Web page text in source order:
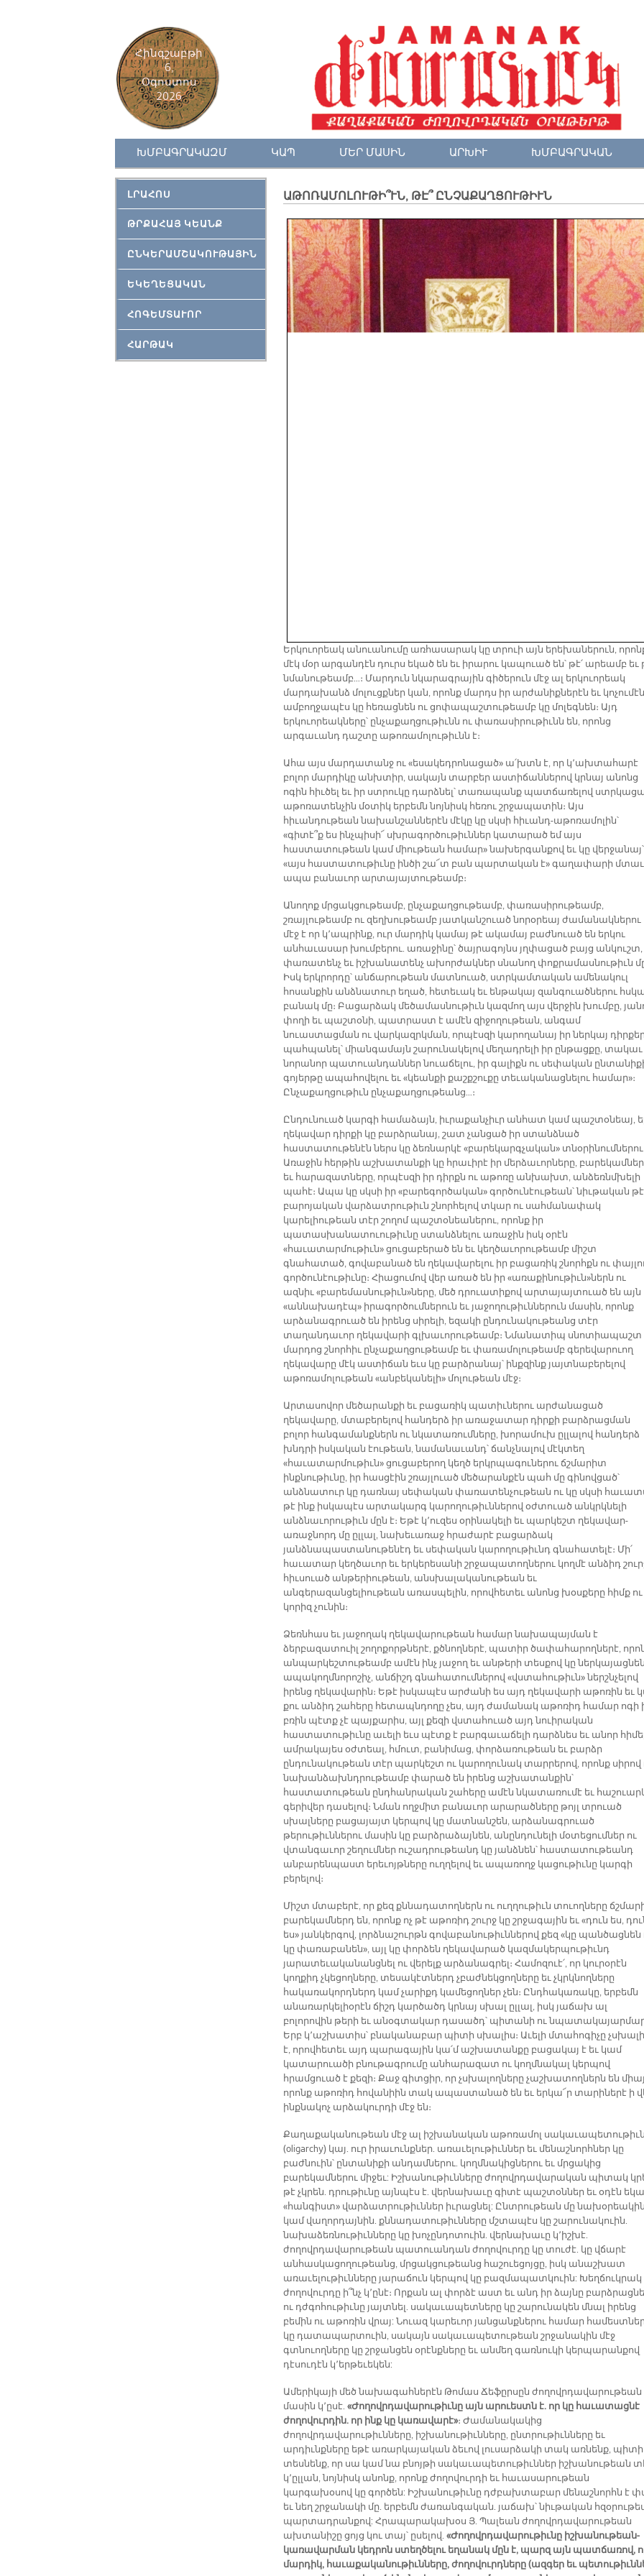
Հինգշաբթի
6,
Օգոստոս
2026
ԽՄԲԱԳՐԱԿԱԶՄ ԿԱՊ ՄԵՐ ՄԱՍԻՆ ԱՐԽԻՒ ԽՄԲԱԳՐԱԿԱՆ
ԼՐԱՀՈՍ
ԹՐՔԱՀԱՅ ԿԵԱՆՔ
ԸՆԿԵՐԱՄՇԱԿՈՒԹԱՅԻՆ
ԵԿԵՂԵՑԱԿԱՆ
ՀՈԳԵՄՏԱՒՈՐ
ՀԱՐԹԱԿ
ԱԹՈՌԱՄՈԼՈՒԹԻ՞ՒՆ, ԹԷ՞ ԸՆՉԱՔԱՂՑՈՒԹԻՒՆ
Երկուորեակ անուանումը առհասարակ կը տրուի այն երեխաներուն,
մէկ մօր արգանդէն դուրս եկած են եւ իրարու կապուած են՝ թէ՛ արեամբ եւ
նմանութեամբ…։ Մարդուն նկարագրային գիծերուն մէջ ալ երկուորեակ
մարդախանձ մոլուցքներ կան, որոնք մարդս իր արժանիքներէն եւ կոչումէն
ամբողջապէս կը հեռացնեն ու ցոփապաշտութեամբ կը մոլեգնեն։ Այդ
երկուորեակները՝ ընչաքաղցութիւնն ու փառասիրութիւնն են, որոնց
արգաւանդ դաշտը աթոռամոլութիւնն է։
Ահա այս մարդատանջ ու «եսակեդրոնացած» ա՛խտն է, որ կ՚ախտահարէ
բոլոր մարդիկը անխտիր, սակայն տարբեր աստիճաններով կրնայ անոնց
ոգին հիւծել եւ իր ստրուկը դարձնել՝ տառապանք պատճառելով
աթոռատենչին մօտիկ երբեմն նոյնիսկ հեռու շրջապատին։ Այս
հիւանդութեան նախանշաններէն մէկը կը սկսի հիւանդ-աթոռամոլին՝
«գիտէ՞ք ես ինչպիսի՜ սխրագործութիւններ կատարած եմ այս
հաստատութեան կամ միութեան համար» նախերգանքով եւ կը վերջանայ՝
«այս հաստատութիւնը ինծի շա՜տ բան պարտական է» գաղափարի
ապա բանաւոր արտայայտութեամբ։
Անողոք մրցակցութեամբ, ընչաքաղցութեամբ, փառասիրութեամբ,
շռայլութեամբ ու զեղխութեամբ յատկանշուած նորօրեայ ժամանակներու
մէջ է որ կ՚ապրինք, ուր մարդիկ կամայ թէ ակամայ բաժնուած են երկու
անհաւասար խումբերու. առաջինը՝ ծայրագոյնս յղփացած բայց անկուշտ,
փառատենչ եւ իշխանատենչ ախորժակներ սնանող փոքրամասնութիւն
Իսկ երկրորդը՝ անճարութեան մատնուած, ստրկամտական ամենակուլ
հոսանքին անձնատուր եղած, հետեւակ եւ ենթակայ զանգուածներու
բանակ մը։ Բացարձակ մեծամասնութիւն կազմող այս վերջին խումբը,
փողի եւ պաշտօնի, պատրաստ է ամէն զիջողութեան, անգամ
նուաստացման ու վարկազրկման, որպէսզի կարողանայ իր ներկայ
պահպանել՝ միանգամայն շարունակելով մեղադրելի իր ընթացքը, տակաւ
նորանոր պատուանդաններ նուաճելու, իր գալիքն ու սեփական
գոյերթը ապահովելու եւ «կեանքի քաշքշուքը տեւականացնելու համար»։
Ընչաքաղցութիւն ընչաքաղցութեանց…։
Ընդունուած կարգի համաձայն, իւրաքանչիւր անհատ կամ պաշտօնեայ,
ղեկավար դիրքի կը բարձրանայ, շատ չանցած իր ստանձնած
հաստատութենէն ներս կը ձեռնարկէ «բարեկարգչական»
Առաջին հերթին աշխատանքի կը հրաւիրէ իր մերձաւորները,
եւ հարազատները, որպէսզի իր դիրքն ու աթոռը անխախտ, անձեռնմխելի
պահէ։ Ապա կը սկսի իր «բարեգործական» գործունէութեան՝ նիւթական թէ
բարոյական վարձատրութիւն շնորհելով տկար ու սահմանափակ
կարելիութեան տէր շողոմ պաշտօնեաներու, որոնք իր
պատասխանատուութիւնը ստանձնելու առաջին իսկ օրէն
«հաւատարմութիւն» ցուցաբերած են եւ կեղծաւորութեամբ միշտ
գնահատած, գովաբանած են ղեկավարելու իր բացառիկ շնորհքն ու
գործունէութիւնը։ Հիացումով վեր առած են իր «առաքինութիւն»ներն ու
ազնիւ «բարեմասնութիւն»ները, մեծ դրուատիքով արտայայտուած են այն
«աննախադէպ» իրագործումներուն եւ յաջողութիւններուն մասին, որոնք
արձանագրուած են իրենց սիրելի, եզակի ընդունակութեանց տէր
տաղանդաւոր ղեկավարի գլխաւորութեամբ։ Նմանատիպ սնոտիապաշտ
մարդոց շնորհիւ ընչաքաղցութեամբ եւ փառամոլութեամբ գերեվարուող
ղեկավարը մէկ աստիճան եւս կը բարձրանայ՝ ինքզինք յայտնաբերելով
աթոռամոլութեան «անբեկանելի» մոլութեան մէջ։
Արտասովոր մեծարանքի եւ բացառիկ պատիւներու արժանացած
ղեկավարը, մտաբերելով հանդերձ իր առաջատար դիրքի բարձրացման
բոլոր հանգամանքներն ու նկատառումները, խորամուխ ըլլալով հանդերձ
խնդրի իսկական էութեան, նամանաւանդ՝ ճանչնալով մէկտեղ
«հաւատարմութիւն» ցուցաբերող կեղծ երկրպագուներու ճշմարիտ
ինքնութիւնը, իր հասցէին շռայլուած մեծարանքէն պահ մը գինովցած՝
անձնատուր կը դառնայ սեփական փառատենչութեան ու կը սկսի
թէ ինք իսկապէս արտակարգ կարողութիւններով օժտուած անկրկնելի
անձնաւորութիւն մըն է։ Եթէ կ՚ուզես օրինակելի եւ պարկեշտ ղեկավար-
առաջնորդ մը ըլլալ, նախեւառաջ հրաժարէ բացարձակ
յանձնապաստանութենէդ եւ սեփական կարողութիւնդ գնահատելէ։ Մի՛
հաւատար կեղծաւոր եւ երկերեսանի շրջապատողներու կողմէ անձիդ
հիւսուած անթերիութեան, անսխալականութեան եւ
անգերազանցելիութեան առասպելին, որովհետեւ անոնց խօսքերը հիմք ու
կորիզ չունին։
Ձեռնհաս եւ յաջողակ ղեկավարութեան համար նախապայման է
ձերբազատուիլ շողոքորթներէ, քծնողներէ, պատիր ծափահարողներէ,
անպարկեշտութեամբ ամէն ինչ յաջող եւ անթերի տեսքով կը
ապակողմնորոշիչ, անճիշդ գնահատումներով «վստահութիւն» ներշնչելով
իրենց ղեկավարին։ Եթէ իսկապէս արժանի ես այդ ղեկավարի աթոռին եւ
քու անձիդ շահերը հետապնդողը չես, այդ ժամանակ աթոռիդ համար ոգի
բռին պէտք չէ պայքարիս, այլ քեզի վստահուած այդ նուիրական
հաստատութիւնը աւելի եւս պէտք է բարգաւաճելի դարձնես եւ անոր
ամրակայես օժտեալ, հմուտ, բանիմաց, փորձառութեան եւ բարձր
ընդունակութեան տէր պարկեշտ ու կարողունակ տարրերով, որոնք սիրով
նախանձախնդրութեամբ փարած են իրենց աշխատանքին՝
հաստատութեան ընդհանրական շահերը ամէն նկատառումէ եւ
գերիվեր դասելով։ Նման ողջմիտ բանաւոր արարածները թոյլ տրուած
սխալները բացայայտ կերպով կը մատնանշեն, արձանագրուած
թերութիւններու մասին կը բարձրաձայնեն, անընդունելի մօտեցումներ ու
վտանգաւոր շեղումներ ուշադրութեանդ կը յանձնեն՝ հաստատութեանդ
անբարենպաստ երեւոյթները ուղղելով եւ ապառողջ կացութիւնը կարգի
բերելով։
Միշտ մտաբերէ, որ քեզ քննադատողներն ու ուղղութիւն տուողները
բարեկամներդ են, որոնք ոչ թէ աթոռիդ շուրջ կը շրջագային եւ «դուն ես,
ես» յանկերգով, լորձնաշուրթն գովաբանութիւններով քեզ «կը պանծացնեն
կը փառաբանեն», այլ կը փորձեն ղեկավարած կազմակերպութիւնդ
յարատեւականանցնել ու վերելք արձանագրել։ Համոզուէ՛, որ կուրօրէն
կողքիդ չկեցողները, տեսակէտներդ չբաժնեկցողները եւ չկրկնողները
հակառակորդներդ կամ չարիքդ կամեցողներ չեն։ Ընդհակառակը, երբեմն
անառարկելիօրէն ճիշդ կարծածդ կրնայ սխալ ըլլալ, իսկ յաճախ ալ
բոլորովին թերի եւ անօգտակար դասածդ՝ պիտանի ու
Երբ կ՚աշխատիս՝ բնականաբար պիտի սխալիս։ Աւելի մտահոգիչը
է, որովհետեւ այդ պարագային կա՛մ աշխատանքը բացակայ է եւ կամ
կատարուածի բնութագրումը անհարազատ ու կողմնակալ կերպով
հրամցուած է քեզի։ Քաջ գիտցիր, որ չսխալողները չաշխատողներն են
որոնք աթոռիդ հովանիին տակ ապաստանած են եւ երկա՜ր տարիներէ ի
ինքնակոչ արձակուրդի մէջ են։
Քաղաքականութեան մէջ ալ իշխանական աթոռամոլ սակաւապետութիւն
(oligarchy) կայ. ուր իրաւունքներ. առաւելութիւններ եւ մենաշնորհներ կը
բաժնուին՝ ընտանիքի անդամներու. կողմնակիցներու եւ մրցակից
բարեկամներու միջեւ: Իշխանութիւնները ժողովրդավարական պիտակ
թէ չկրեն. դրութիւնը այնպէս է. վերնախաւը գիտէ պաշտօններ եւ օդէն
«հանգիստ» վարձատրութիւններ իւրացնել: Ընտրութեան մը նախօրեակին
կամ վաղորդայնին. քննադատութիւնները մշտապէս կը շարունակուին.
նախաձեռնութիւնները կը խոչընդոտուին. վերնախաւը կ՚իշխէ.
ժողովրդավարութեան պատուանդան ժողովուրդը կը տուժէ. կը վճարէ
անհասկացողութեանց, մրցակցութեանց հաշուեցոյցը, իսկ անաշխատ
առաւելութիւնները յարաճուն կերպով կը բազմապատկուին: Խեղճուկրակ
ժողովուրդը ի՞նչ կ՚ընէ։ Որքան ալ փորձէ աստ եւ անդ իր ձայնը
ու դժգոհութիւնը յայտնել. սակաւապետները կը շարունակեն մնալ իրենց
բեմին ու աթոռին վրայ: Նուազ կարեւոր յանցանքներու համար
կը դատապարտուին, սակայն սակաւապետութեան շրջանակին մէջ
գտնուողները կը շրջանցեն օրէնքները եւ անմեղ գառնուկի կերպարանքով
դէսուդէն կ՚երթեւեկեն:
Ամերիկայի մեծ նախագահներէն Թոմաս Ճեֆըրսըն ժողովրդավարութեան
մասին կ՚ըսէ. «Ժողովրդավարութիւնը այն արուեստն է. որ կը հաւատացնէ
ժողովուրդին. որ ինք կը կառավարէ»։ Ժամանակակից
ժողովրդավարութիւնները, իշխանութիւնները, ընտրութիւնները եւ
արդիւնքները եթէ առարկայական ձեւով լուսարձակի տակ առնենք, պիտի
տեսնենք, որ սա կամ նա բնոյթի սակաւապետութիւններ իշխանութեան
կ՚ըլլան, նոյնիսկ անոնք, որոնք ժողովուրդի եւ հաւասարութեան
կարգախօսով կը գործեն: Իշխանութիւնը դժբախտաբար մենաշնորհն է
եւ նեղ շրջանակի մը. երբեմն ժառանգական. յաճախ՝ նիւթական
պարտադրանքով: Հրապարակախօս Յ. Պալեան ժողովրդավարութեան
ախտանիշը ցոյց կու տայ՝ ըսելով. «Ժողովրդավարութիւնը իշխանութեան-
կառավարման կեդրոն ստեղծելու եղանակ մըն է, պարզ այն պատճառով,
մարդիկ, հաւաքականութիւնները, ժողովուրդները (ազգեր եւ